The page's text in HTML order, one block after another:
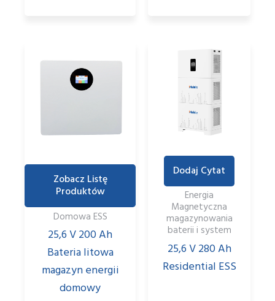
Zobacz Listę
Produktów
Domowa ESS
25,6 V 200 Ah
Bateria litowa
magazyn energii
domowy
Dodaj Cytat
Energia
Magnetyczna
magazynowania
baterii i system
25,6 V 280 Ah
Residential ESS